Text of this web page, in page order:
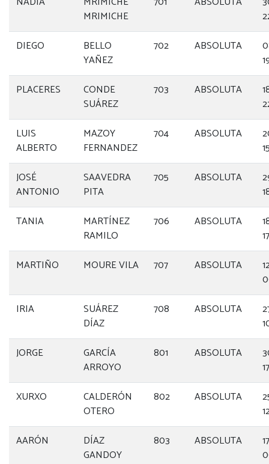
MRIMICHE
DIEGO
BELLO
YAÑEZ
702 ABSOLUTA
PLACERES
CONDE
SUÁREZ
703 ABSOLUTA
LUIS
ALBERTO
MAZOY
FERNANDEZ
704 ABSOLUTA
JOSÉ
ANTONIO
SAAVEDRA
PITA
705 ABSOLUTA
TANIA
MARTÍNEZ
RAMILO
706 ABSOLUTA
MARTIÑO
MOURE VILA 707 ABSOLUTA
IRIA
SUÁREZ
DÍAZ
708 ABSOLUTA
JORGE
GARCÍA
ARROYO
801 ABSOLUTA
XURXO
CALDERÓN
OTERO
802 ABSOLUTA
AARÓN
DÍAZ
GANDOY
803 ABSOLUTA